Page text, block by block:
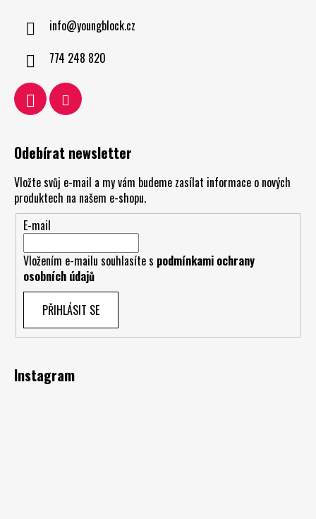
info@youngblock.cz
774 248 820
Odebírat newsletter
Vložte svůj e-mail a my vám budeme zasílat informace o nových
produktech na našem e-shopu.
E-mail
Vložením e-mailu souhlasíte s podmínkami ochrany
osobních údajů
PŘIHLÁSIT SE
Instagram